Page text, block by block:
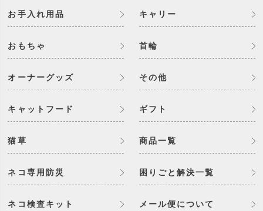
お手入れ用品 キャリー
おもちゃ 首輪
オーナーグッズ
キャットフード
猫草
ネコ専用防災
ネコ検査キット
その他
ギフト
商品一覧
困りごと解決一覧
メール便について